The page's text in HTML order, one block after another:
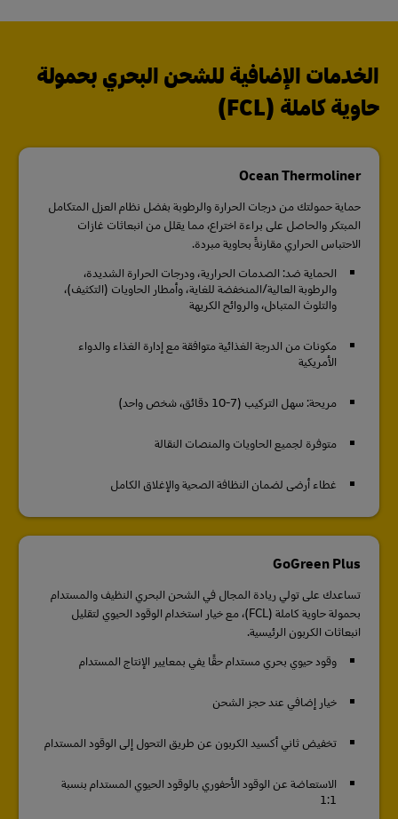
الخدمات الإضافية للشحن البحري بحمولة
حاوية كاملة (FCL)
Ocean Thermoliner
حماية حمولتك من درجات الحرارة والرطوبة بفضل نظام العزل المتكامل
المبتكر والحاصل على براءة اختراع، مما يقلل من انبعاثات غازات
الاحتباس الحراري مقارنةً بحاوية مبردة.
الحماية ضد: الصدمات الحرارية، ودرجات الحرارة الشديدة،
والرطوبة العالية/المنخفضة للغاية، وأمطار الحاويات (التكثيف)،
والتلوث المتبادل، والروائح الكريهة
مكونات من الدرجة الغذائية متوافقة مع إدارة الغذاء والدواء
الأمريكية
مريحة: سهل التركيب (7-10 دقائق، شخص واحد)
متوفرة لجميع الحاويات والمنصات النقالة
غطاء أرضي لضمان النظافة الصحية والإغلاق الكامل
GoGreen Plus
تساعدك على تولي ريادة المجال في الشحن البحري النظيف والمستدام
بحمولة حاوية كاملة (FCL)، مع خيار استخدام الوقود الحيوي لتقليل
انبعاثات الكربون الرئيسية.
وقود حيوي بحري مستدام حقًا يفي بمعايير الإنتاج المستدام
خيار إضافي عند حجز الشحن
تخفيض ثاني أكسيد الكربون عن طريق التحول إلى الوقود المستدام
الاستعاضة عن الوقود الأحفوري بالوقود الحيوي المستدام بنسبة
1:1